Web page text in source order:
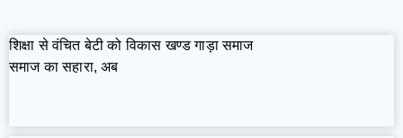
शिक्षा से वंचित बेटी को विकास खण्ड गाड़ा समाज
समाज का सहारा, अब